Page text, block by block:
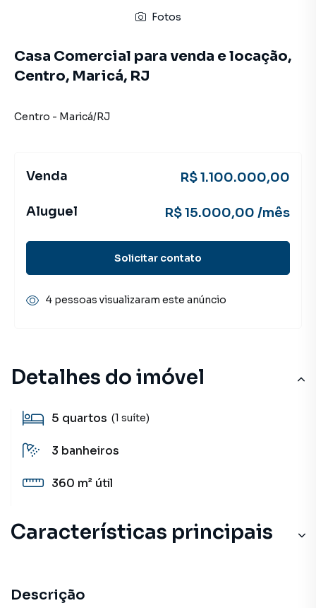
Detalhes do imóvel
5 quartos (1 suíte)
3 banheiros
360 m² útil
Características principais
Descrição
Fotos
Casa Comercial para venda e locação,
Centro, Maricá, RJ
Centro - Maricá/RJ
Venda R$ 1.100.000,00
Aluguel R$ 15.000,00 /mês
Solicitar contato
4 pessoas visualizaram este anúncio